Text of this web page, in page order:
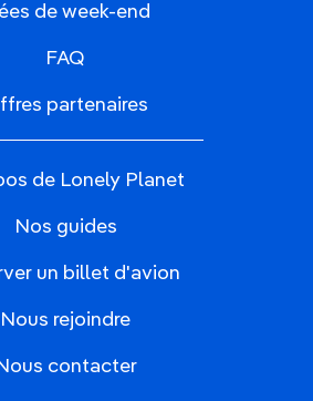
de week-end
FAQ
partenaires
de Lonely Planet
Nos guides
un billet d'avion
Nous rejoindre
contacter